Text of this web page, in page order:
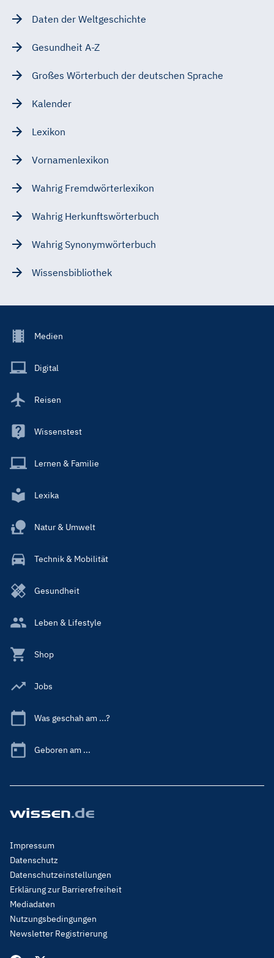
Daten der Weltgeschichte
Gesundheit A-Z
Großes Wörterbuch der deutschen Sprache
Kalender
Lexikon
Vornamenlexikon
Wahrig Fremdwörterlexikon
Wahrig Herkunftswörterbuch
Wahrig Synonymwörterbuch
Wissensbibliothek
Footer
Main
Medien
Digital
Reisen
Wissenstest
Lernen & Familie
Lexika
Natur & Umwelt
Technik & Mobilität
Gesundheit
Leben & Lifestyle
Shop
Jobs
Was geschah am ...?
Geboren am ...
Footer
Menu
Legal
Impressum
Datenschutz
Datenschutzeinstellungen
Erklärung zur Barrierefreiheit
Mediadaten
Nutzungsbedingungen
Newsletter Registrierung